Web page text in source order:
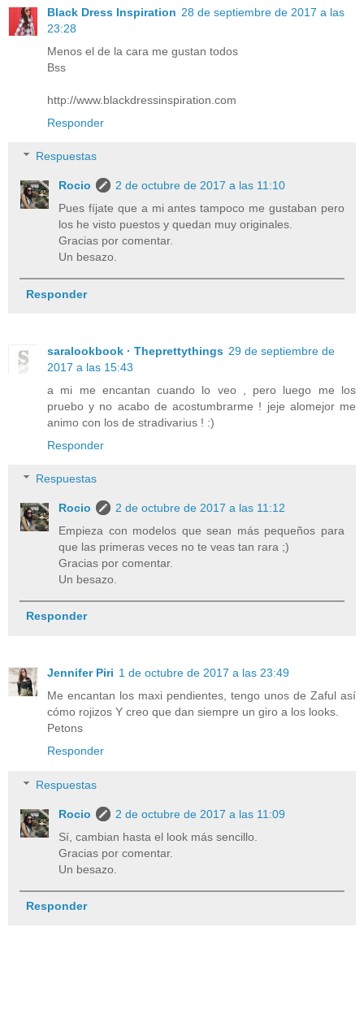
Black Dress Inspiration 28 de septiembre de 2017 a las
23:28
Menos el de la cara me gustan todos
Bss
http://www.blackdressinspiration.com
Responder
Respuestas
Rocio
2 de octubre de 2017 a las 11:10
Pues fíjate que a mi antes tampoco me gustaban pero
los he visto puestos y quedan muy originales.
Gracias por comentar.
Un besazo.
Responder
saralookbook · Theprettythings 29 de septiembre de
2017 a las 15:43
a mi me encantan cuando lo veo , pero luego me los
pruebo y no acabo de acostumbrarme ! jeje alomejor me
animo con los de stradivarius ! :)
Responder
Respuestas
Rocio
2 de octubre de 2017 a las 11:12
Empieza con modelos que sean más pequeños para
que las primeras veces no te veas tan rara ;)
Gracias por comentar.
Un besazo.
Responder
Jennifer Piri 1 de octubre de 2017 a las 23:49
Me encantan los maxi pendientes, tengo unos de Zaful así
cómo rojizos Y creo que dan siempre un giro a los looks.
Petons
Responder
Respuestas
Rocio
2 de octubre de 2017 a las 11:09
Sí, cambian hasta el look más sencillo.
Gracias por comentar.
Un besazo.
Responder